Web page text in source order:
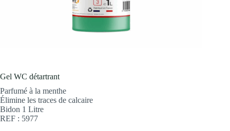
Gel WC détartrant
Parfumé à la menthe
Élimine les traces de calcaire
Bidon 1 Litre
REF : 5977